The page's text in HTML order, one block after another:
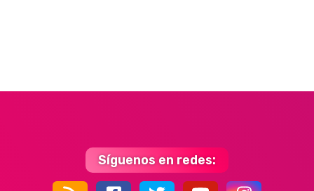
Síguenos en redes: